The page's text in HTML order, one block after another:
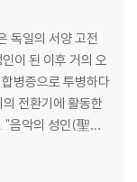
Dirai-Je, Maman",
minor, Op. 5 (M
Op. 34
독일의 서양 고전
이 된 이후 거의 오
병증으로 투병하다
전환기에 활동한
"음악의 성인(聖
장 잘 알
향곡 9번》, 《비창